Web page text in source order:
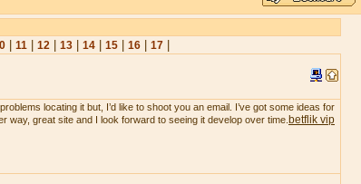
| 11| 12| 13| 14| 15| 16| 17|
locating it but, I’d like to shoot you an email. I’ve got some ideas for
way, great site and I look forward to seeing it develop over time. betflik vip